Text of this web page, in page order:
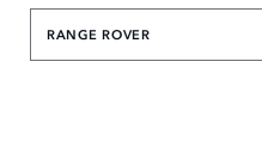
RANGE ROVER